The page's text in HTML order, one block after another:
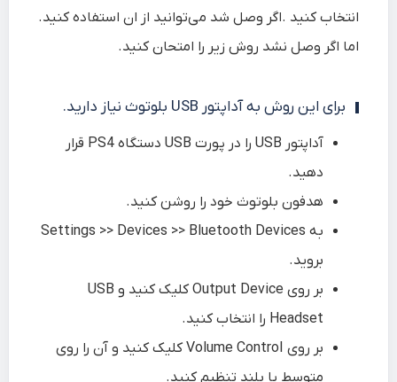
انتخاب کنید .اگر وصل شد می‌توانید از ان استفاده کنید.
اما اگر وصل نشد روش زیر را امتحان کنید.
برای این روش به آداپتور USB بلوتوث نیاز دارید.
آداپتور USB را در پورت USB دستگاه PS4 قرار
دهید.
هدفون بلوتوث خود را روشن کنید.
به
Settings >> Devices >> Bluetooth Devices
بروید.
بر روی Output Deviceکلیک کنید و USB
Headset را انتخاب کنید.
بر روی Volume Controlکلیک کنید و آن را روی
متوسط یا بلند تنظیم کنید.